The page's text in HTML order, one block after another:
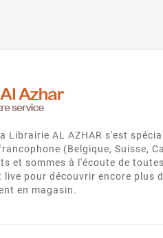
Librairie AL AZHAR s'est
(Belgique, Suisse,
et sommes à l'écoute de
pour découvrir encore plus
en magasin.